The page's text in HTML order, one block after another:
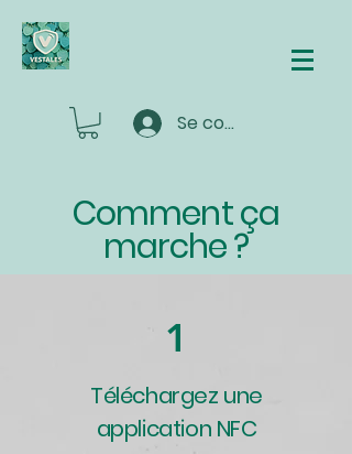
Se connecter
Comment ça
marche ?
1
Téléchargez une
application NFC